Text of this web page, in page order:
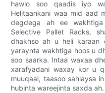
hawlo soo qaadis iyo
Helitaankani waa mid aad
degdega ah ee
Selective Pallet Racks,
dhakhso ah u heli karaan
yaraynta wakhtiga hoos u
soo saarka. Intaa waxaa
xarafyadani waxay kor u
muuqaal, taasoo sahlaysa
hubinta wareejinta saxda ah.